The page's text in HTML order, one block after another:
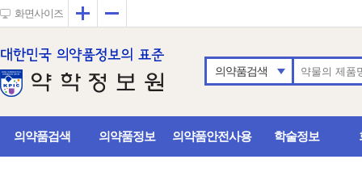
화면사이즈 확대
의약품검색
의약품검색 의약품정보 의약품안전사용 학술정보